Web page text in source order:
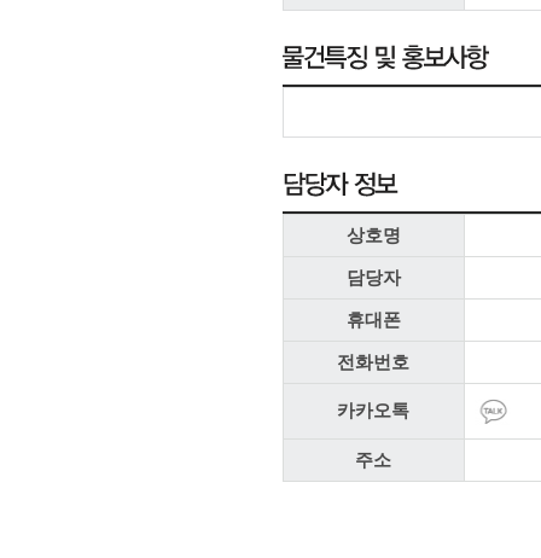
상호명
담당자
휴대폰
전화번호
카카오톡
주소